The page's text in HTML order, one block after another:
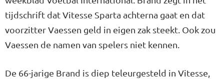
tijdschrift dat Vitesse Sparta achterna gaat en dat
voorzitter Vaessen geld in eigen zak steekt. Ook zou
Vaessen de namen van spelers niet kennen.
De 66-jarige Brand is diep teleurgesteld in Vitesse,